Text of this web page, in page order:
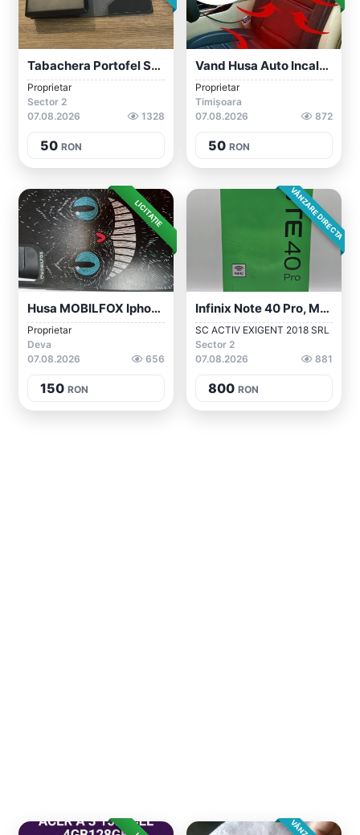
Tabachera Portofel Suport Bani Si Cardur...
Proprietar
Sector 2
07.08.2026
1328
50 RON
Vand Husa Auto Incalzire Scaune Cu Doua...
Proprietar
Timișoara
07.08.2026
872
50 RON
LICITAȚIE
Husa MOBILFOX Iphon11
Proprietar
Deva
07.08.2026
656
150 RON
VÂNZARE DIRECTA
Infinix Note 40 Pro, MEM 256GB, RAM 8GB,...
SC ACTIV EXIGENT 2018 SRL
Sector 2
07.08.2026
881
800 RON